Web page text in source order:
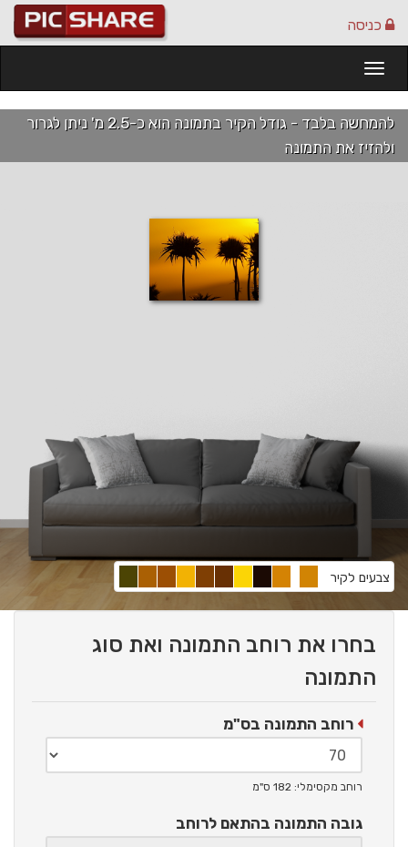
כניסה
להמחשה בלבד - גודל הקיר בתמונה הוא כ-2.5 מ' ניתן לגרור
ולהזיז את התמונה
צבעים לקיר
בחרו את רוחב התמונה ואת סוג
התמונה
רוחב התמונה בס"מ
רוחב מקסימלי: 182 ס"מ
גובה התמונה בהתאם לרוחב